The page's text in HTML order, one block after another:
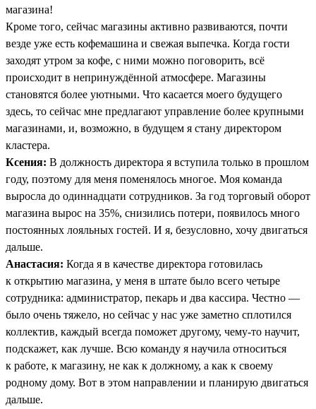
магазина!
Кроме того, сейчас магазины активно развиваются, почти
везде уже есть кофемашина и свежая выпечка. Когда гости
заходят утром за кофе, с ними можно поговорить, всё
происходит в непринуждённой атмосфере. Магазины
становятся более уютными. Что касается моего будущего
здесь, то сейчас мне предлагают управление более крупными
магазинами, и, возможно, в будущем я стану директором
кластера.
Ксения: В должность директора я вступила только в прошлом
году, поэтому для меня поменялось многое. Моя команда
выросла до одиннадцати сотрудников. За год торговый оборот
магазина вырос на 35%, снизились потери, появилось много
постоянных лояльных гостей. И я, безусловно, хочу двигаться
дальше.
Анастасия: Когда я в качестве директора готовилась
к открытию магазина, у меня в штате было всего четыре
сотрудника: администратор, пекарь и два кассира. Честно —
было очень тяжело, но сейчас у нас уже заметно сплотился
коллектив, каждый всегда поможет другому, чему-то научит,
подскажет, как лучше. Всю команду я научила относиться
к работе, к магазину, не как к должному, а как к своему
родному дому. Вот в этом направлении и планирую двигаться
дальше.